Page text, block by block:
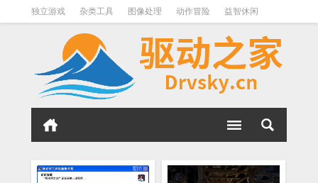
独立游戏 杂类工具 图像处理 动作冒险 益智休闲
QQ其它 下载软件 文件管理 其它
软件分类